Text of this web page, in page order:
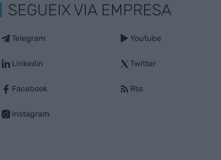
SEGUEIX VIA EMPRESA
Telegram
Linkedin
Facebook
Instagram
Youtube
Twitter
Rss